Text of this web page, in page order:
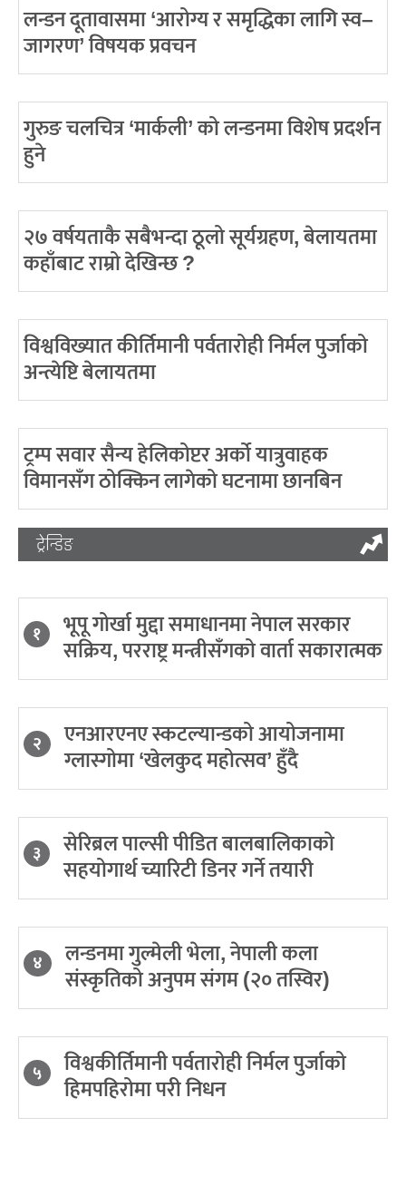
लन्डन दूतावासमा ‘आरोग्य र समृद्धिका लागि स्व–
जागरण’ विषयक प्रवचन
गुरुङ चलचित्र ‘मार्कली’ को लन्डनमा विशेष प्रदर्शन
हुने
२७ वर्षयताकै सबैभन्दा ठूलो सूर्यग्रहण, बेलायतमा
कहाँबाट राम्रो देखिन्छ ?
विश्वविख्यात कीर्तिमानी पर्वतारोही निर्मल पुर्जाको
अन्त्येष्टि बेलायतमा
ट्रम्प सवार सैन्य हेलिकोप्टर अर्को यात्रुवाहक
विमानसँग ठोक्किन लागेको घटनामा छानबिन
ट्रेन्डिङ
१ भूपू गोर्खा मुद्दा समाधानमा नेपाल सरकार
सक्रिय, परराष्ट्र मन्त्रीसँगको वार्ता सकारात्मक
२ एनआरएनए स्कटल्यान्डको आयोजनामा
ग्लास्गोमा ‘खेलकुद महोत्सव’ हुँदै
३ सेरिब्रल पाल्सी पीडित बालबालिकाको
सहयोगार्थ च्यारिटी डिनर गर्ने तयारी
४ लन्डनमा गुल्मेली भेला, नेपाली कला
संस्कृतिको अनुपम संगम (२० तस्विर)
५ विश्वकीर्तिमानी पर्वतारोही निर्मल पुर्जाको
हिमपहिरोमा परी निधन